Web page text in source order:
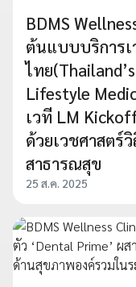
BDMS
ต้นแบบบริการ
ไทย
Lifestyle
เวที LM
ด้วยเวชศาสตร์
สาธารณสุข
25 ส.ค. 2025